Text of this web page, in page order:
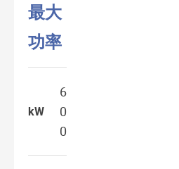
最大
功率
kW
6
0
0